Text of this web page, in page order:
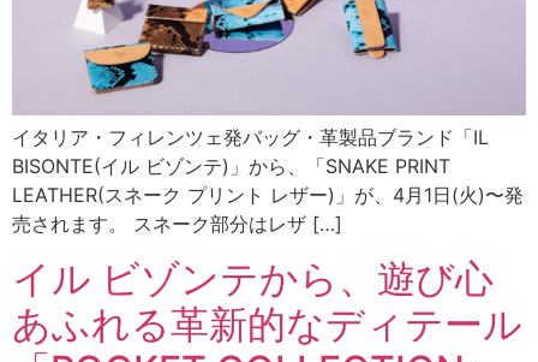
イタリア・フィレンツェ発バッグ・革製品ブランド「IL
BISONTE(イル ビゾンテ)」から、「SNAKE PRINT
LEATHER(スネーク プリント レザー)」が、4月1日(火)〜発
売されます。 スネーク部分はレザ […]
イル ビゾンテから、遊び心
あふれる革新的なディテール